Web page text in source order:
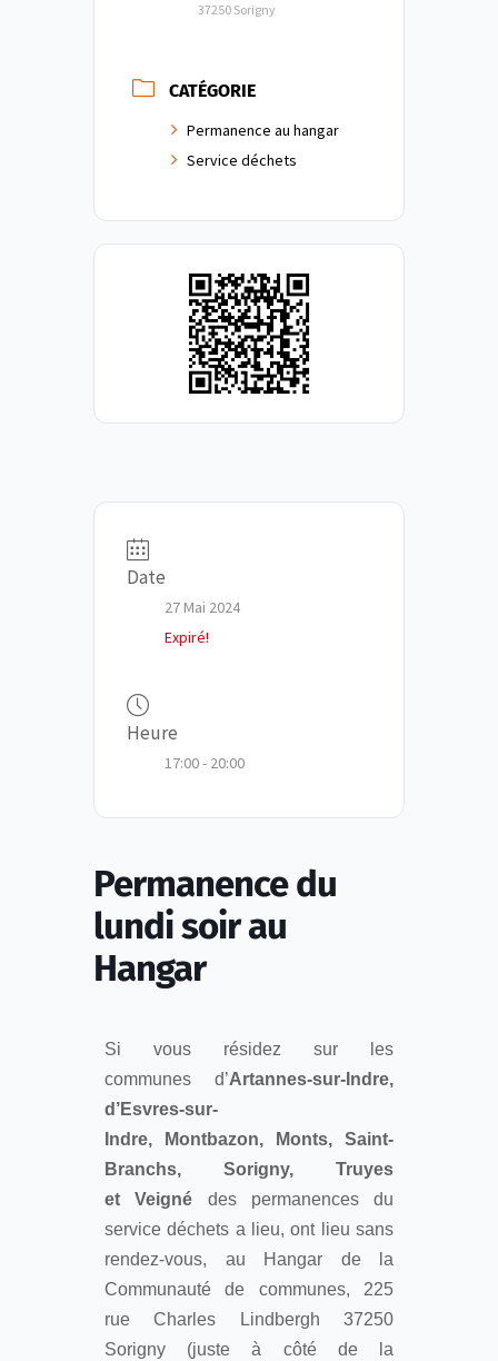
37250 Sorigny
CATÉGORIE
Permanence au hangar
Service déchets
Date
27 Mai 2024
Expiré!
Heure
17:00 - 20:00
Permanence du
lundi soir au
Hangar
Si vous résidez sur les
communes d’Artannes-sur-Indre,
d’Esvres-sur-
Indre, Montbazon, Monts, Saint-
Branchs, Sorigny, Truyes
et Veigné des permanences du
service déchets a lieu, ont lieu sans
rendez-vous, au Hangar de la
Communauté de communes, 225
rue Charles Lindbergh 37250
Sorigny (juste à côté de la